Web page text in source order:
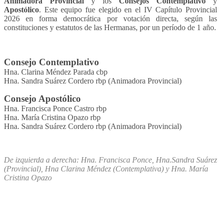
Apostólico. Este equipo fue elegido en el IV Capítulo Provincial
2026 en forma democrática por votación directa, según las
constituciones y estatutos de las Hermanas, por un período de 1 año.
Consejo Contemplativo
Hna. Clarina Méndez Parada cbp
Hna. Sandra Suárez Cordero rbp (Animadora Provincial)
Consejo Apostólico
Hna. Francisca Ponce Castro rbp
Hna. María Cristina Opazo rbp
Hna. Sandra Suárez Cordero rbp (Animadora Provincial)
De izquierda a derecha: Hna. Francisca Ponce, Hna.Sandra Suárez
(Provincial), Hna Clarina Méndez (Contemplativa) y Hna. María
Cristina Opazo